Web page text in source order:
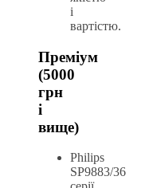
і
вартістю.
Преміум
(5000
грн
і
вище)
Philips
SP9883/36